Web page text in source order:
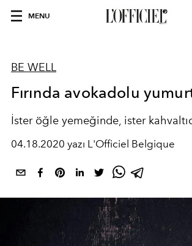
MENU
BE WELL
Fırında avokadolu
İster öğle yemeğinde, ister
04.18.2020 yazı L'Officiel Belgique